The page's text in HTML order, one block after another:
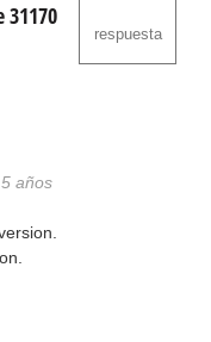
respuesta
años